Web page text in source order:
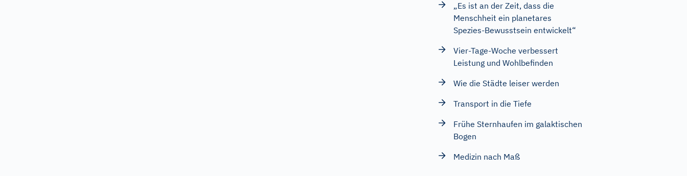
„Es ist an der Zeit, dass die
Menschheit ein planetares
Spezies-Bewusstsein entwickelt“
Vier-Tage-Woche verbessert
Leistung und Wohlbefinden
Wie die Städte leiser werden
Transport in die Tiefe
Frühe Sternhaufen im galaktischen
Bogen
Medizin nach Maß